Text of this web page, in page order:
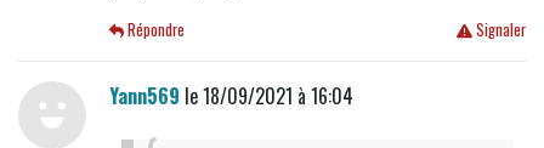
Signaler
Répondre
Yann569 le 18/09/2021 à 16:04